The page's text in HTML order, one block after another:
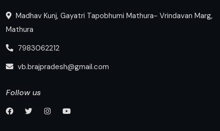
Madhav Kunj, Gayatri Tapobhumi Mathura- Vrindavan Marg,
Mathura
7983062212
vb.brajpradesh@gmail.com
Follow us